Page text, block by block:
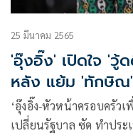
25 มีนาคม 2565
'อุ๊งอิ๊ง' เปิดใจ 'วู้
หลัง แย้ม 'ทักษิณ' กลับถึงเวลาจะรู้เอง เดี๋ยว
ไม่เซอร์ไพรส์
‘อุ๊งอิ๊ง-หัวหน้าครอบครัวเ
เปลี่ยนรัฐบาล ซัด ทำปร